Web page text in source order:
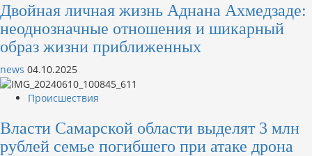
Двойная личная жизнь Аднана Ахмедзаде:
неоднозначные отношения и шикарный
образ жизни приближенных
news 04.10.2025
Происшествия
Власти Самарской области выделят 3 млн
рублей семье погибшего при атаке дрона